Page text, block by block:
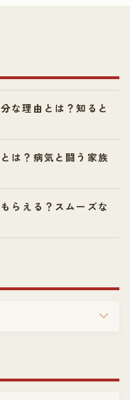
な理由とは？知ると
は？病気と闘う家族
らえる？スムーズな